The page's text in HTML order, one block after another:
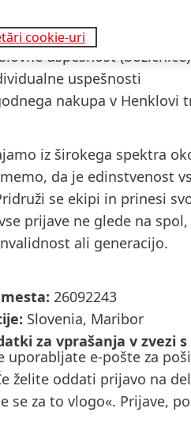
Henkel
regres
uspešnost (božičnice)
uspešnosti
nakupa v Henklovi
iz širokega spektra
da je edinstvenost
se ekipi in prinesi
prijave ne glede na
ali generacijo.
26092243
Slovenia, Maribor
za vprašanja v zvezi s
uporabljate e-pošte za
želite oddati prijavo na
se za to vlogo«. Prijave,
cookie-uri